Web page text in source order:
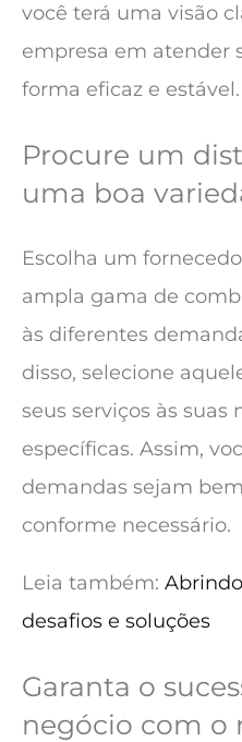
você terá uma visão
empresa em atender
forma eficaz e estável.
Procure um
uma boa
Escolha um
ampla gama de
às diferentes
disso, selecione
seus serviços às suas
específicas. Assim,
demandas sejam
conforme necessário.
Leia também:
desafios e soluções
Garanta o
negócio com o